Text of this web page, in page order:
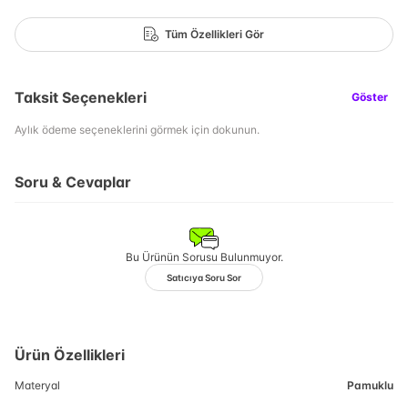
Tüm Özellikleri Gör
Taksit Seçenekleri Göster
Aylık ödeme seçeneklerini görmek için dokunun.
Soru & Cevaplar
Bu Ürünün Sorusu Bulunmuyor.
Satıcıya Soru Sor
Ürün Özellikleri
Materyal Pamuklu